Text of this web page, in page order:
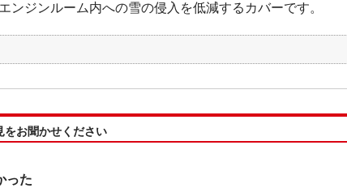
ンジンルーム内への雪の侵入を低減するカバーです。
をお聞かせください
った